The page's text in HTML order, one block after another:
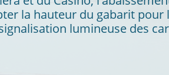
la hauteur du gabarit pour
lumineuse des